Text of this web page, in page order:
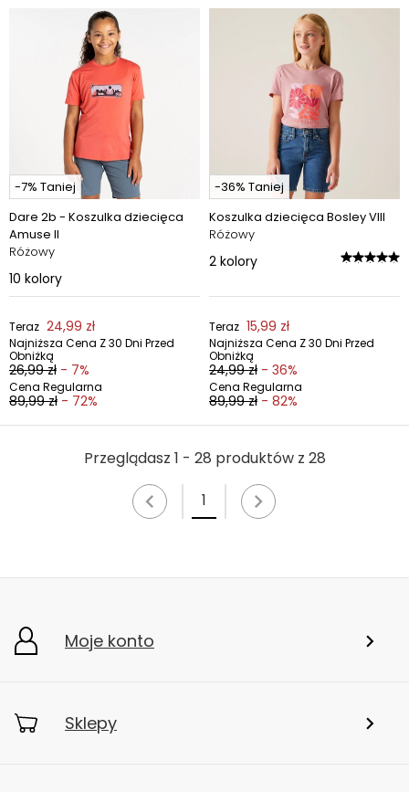
-7% Taniej
Dare 2b - Koszulka dziecięca
Amuse II
Różowy
10 kolory
Teraz 24,99 zł
Najniższa Cena Z 30 Dni Przed
Obniżką
26,99 zł - 7%
Cena Regularna
89,99 zł - 72%
-36% Taniej
Koszulka dziecięca Bosley VIII
Różowy
2 kolory
Teraz 15,99 zł
Najniższa Cena Z 30 Dni Przed
Obniżką
24,99 zł - 36%
Cena Regularna
89,99 zł - 82%
Przeglądasz 1 - 28 produktów z 28
1
Moje konto
Sklepy